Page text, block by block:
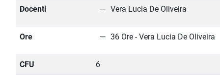
Docenti Vera Lucia De Oliveira
Ore 36 Ore - Vera Lucia De Oliveira
CFU 6